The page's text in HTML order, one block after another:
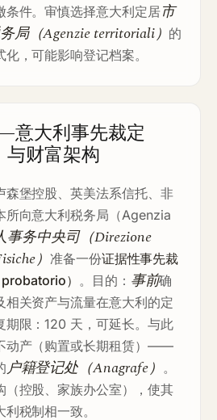
条件。审慎选择意大利定居市
局（Agenzie territoriali） 的
，可能影响登记档案。
意大利事先裁定
与财富架构
堡控股、英美法系信托、非
向意大利税务局（Agenzia
事务中央司（Direzione
） 准备一份证据性事先裁
） 。目的： 事前确
相关资产与流量在意大利的定
期限：120 天，可延长。与此
动产（购置或长期租赁）——
户籍登记处（Anagrafe） 。
（控股、家族办公室），使其
税制相一致。